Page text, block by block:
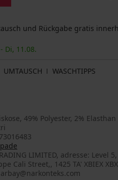
und Rückgabe gratis
Di, 11.08.
UMTAUSCH WASCHTIPPS
49% Polyester, 2% Elasthan
LIMITED, adresse: Level
Cali Street,, 1425 TA' XBIEX